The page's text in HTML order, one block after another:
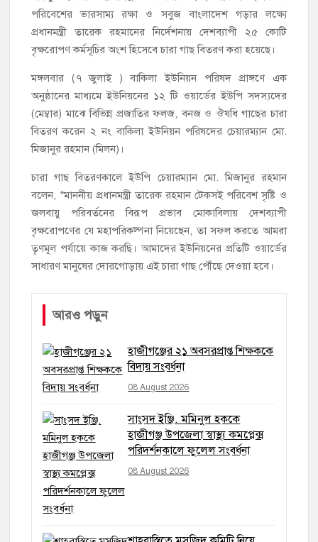
হাজীগঞ্জ পৌরসভার মেয়র প্রার্থী অ্যাড. টিটু টোরাগড় পূর্বপাড়া জামে
মসজিদে জুমা আদায়
হাজীগঞ্জে শিক্ষার্থীদের লেখাপড়ার মানোন্নয়নে ও উপস্থিতি নিশ্চিতকরণে
হাজীগঞ্জে অস্বাস্থ্যকর পরিবেশে খাবার প্রস্তুত: ২ হোটেলকে ৪৫ হাজার
টাকা জরিমানা
হাজীগঞ্জে ৬ বছরের শিশুকে ধর্ষণের অভিযোগে কেয়ারটেকার আটক
হাজীগঞ্জের রাজারগাঁও উবিতে জুলাই গণঅভ্যুত্থান দিবস পালন
পরিবেশের ভারসাম্য রক্ষা ও সবুজ বাংলাদেশ গড়ার লক্ষ্যে
প্রধানমন্ত্রী তারেক রহমানের নির্দেশনায় দেশব্যাপী ২৫ কোটি
বৃক্ষরোপণ কর্মসূচির অংশ হিসেবে চারা গাছ বিতরণ করা হয়েছে।
মঙ্গলবার (৭ জুলাই ) বাকিলা ইউনিয়ন পরিষদ প্রাঙ্গণে এক
অনুষ্ঠানের মাধ্যমে ইউনিয়নের ১২ টি ওয়ার্ডের ইউপি সদস্যদের
(মেম্বার) মাঝে বিভিন্ন প্রজাতির ফলজ, বনজ ও ঔষধি গাছের চারা
বিতরণ করেন ২ নং বাকিলা ইউনিয়ন পরিষদের চেয়ারম্যান মো.
মিজানুর রহমান (মিলন)।
চারা গাছ বিতরণকালে ইউপি চেয়ারম্যান মো. মিজানুর রহমান
বলেন, “মাননীয় প্রধানমন্ত্রী তারেক রহমান টেকসই পরিবেশ সৃষ্টি ও
জলবায়ু পরিবর্তনের বিরূপ প্রভাব মোকাবিলায় দেশব্যাপী
বৃক্ষরোপণের যে মহাপরিকল্পনা নিয়েছেন, তা সফল করতে আমরা
তৃণমূল পর্যায়ে কাজ করছি। আমাদের ইউনিয়নের প্রতিটি ওয়ার্ডের
সাধারণ মানুষের দোরগোড়ায় এই চারা গাছ পৌঁছে দেওয়া হবে।
আরও পড়ুন
হাজীগঞ্জের ২১ অবসরপ্রাপ্ত শিক্ষককে
বিদায় সংবর্ধনা
08 August 2026
সাংসদ ইঞ্জি. মমিনুল হককে
হাজীগঞ্জ উপজেলা স্বাস্থ্য কমপ্লেক্স
পরিদর্শনকালে ফুলেল সংবর্ধনা
08 August 2026